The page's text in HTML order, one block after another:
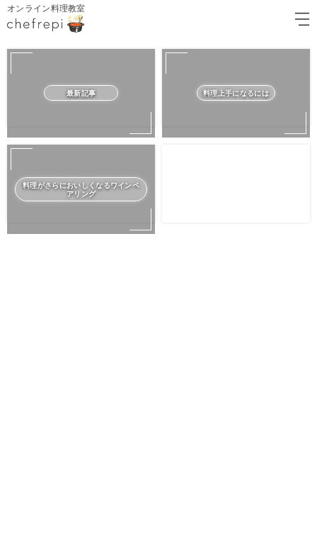
オンライン料理教室
最新記事 料理上手になるには
料理がさらにおいしくなるワインペ
アリング